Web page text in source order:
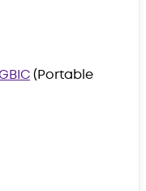
(Portable